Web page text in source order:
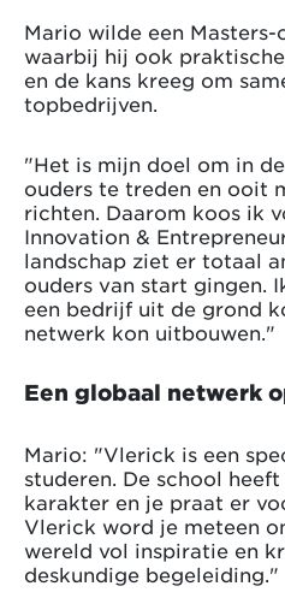
Mario wilde een
waarbij hij ook
en de kans kreeg om
topbedrijven.
"Het is mijn doel om in
ouders te treden en ooit
richten. Daarom koos ik
Innovation &
landschap ziet er totaal
ouders van start gingen.
een bedrijf uit de grond
netwerk kon uitbouwen."
Een globaal netwerk
Mario: "Vlerick is een
studeren. De school
karakter en je praat er
Vlerick word je meteen
wereld vol inspiratie en
deskundige begeleiding."